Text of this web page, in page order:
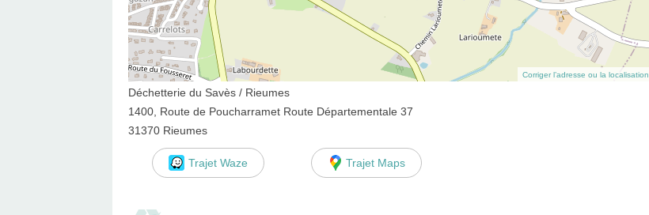
Corriger l’adresse ou la localisation
Déchetterie du Savès / Rieumes
1400, Route de Poucharramet Route Départementale 37
31370 Rieumes
Trajet Waze Trajet Maps